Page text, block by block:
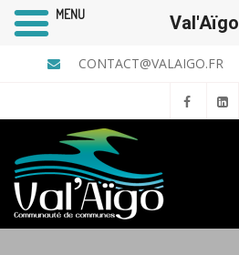
CONTACT@VALAIGO.FR
MENU Val'Aïgo